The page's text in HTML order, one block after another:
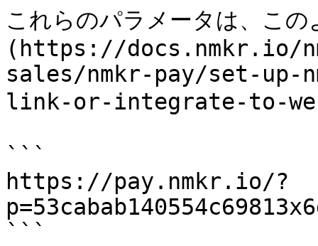
これらのパラメータは、こ
(https://docs.nmkr.io/
sales/nmkr-pay/set-up-
link-or-integrate-to-
```
https://pay.nmkr.io/?
```